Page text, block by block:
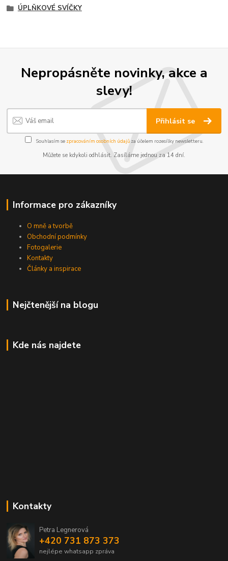
ÚPLŇKOVÉ SVÍČKY
Nepropásněte novinky, akce a
slevy!
Přihlásit se
Souhlasím se zpracováním osobních údajůza účelem rozesílky newsletteru.
Můžete se kdykoli odhlásit. Zasíláme jednou za 14 dní.
Informace pro zákazníky
O mně a tvorbě
Obchodní podmínky
Fotogalerie
Kontakty
Články a inspirace
Nejčtenější na blogu
Kde nás najdete
Kontakty
Petra Legnerová
+420 731 873 373
nejlépe whatsapp zpráva